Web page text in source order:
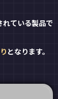
れている製品で
となります。